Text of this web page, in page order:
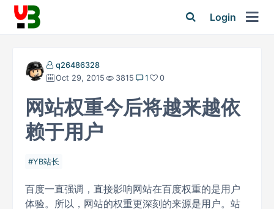
Login
q26486328
Oct 29, 2015
3815 1 0
网站权重今后将越来越依
赖于用户
YB站长
百度一直强调，直接影响网站在百度权重的是用户
体验。所以，网站的权重更深刻的来源是用户。站